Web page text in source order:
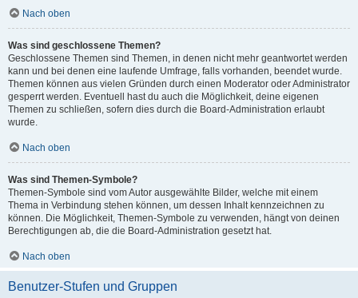
Nach oben
Was sind geschlossene Themen?
Geschlossene Themen sind Themen, in denen nicht mehr geantwortet werden
kann und bei denen eine laufende Umfrage, falls vorhanden, beendet wurde.
Themen können aus vielen Gründen durch einen Moderator oder Administrator
gesperrt werden. Eventuell hast du auch die Möglichkeit, deine eigenen
Themen zu schließen, sofern dies durch die Board-Administration erlaubt
wurde.
Nach oben
Was sind Themen-Symbole?
Themen-Symbole sind vom Autor ausgewählte Bilder, welche mit einem
Thema in Verbindung stehen können, um dessen Inhalt kennzeichnen zu
können. Die Möglichkeit, Themen-Symbole zu verwenden, hängt von deinen
Berechtigungen ab, die die Board-Administration gesetzt hat.
Nach oben
Benutzer-Stufen und Gruppen